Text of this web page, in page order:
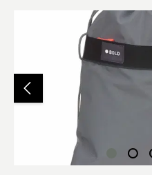
Bildergalerie überspringen